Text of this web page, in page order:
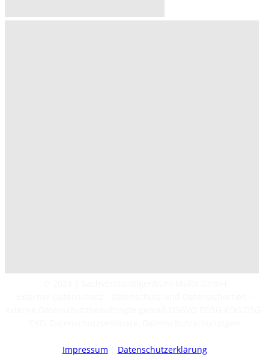
Impressum Datenschutzerklärung